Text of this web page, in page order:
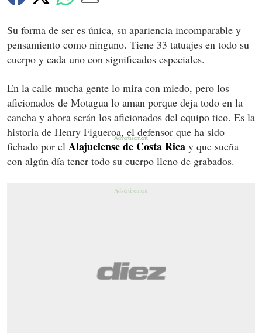
Su forma de ser es única, su apariencia incomparable y
pensamiento como ninguno. Tiene 33 tatuajes en todo su
cuerpo y cada uno con significados especiales.
En la calle mucha gente lo mira con miedo, pero los
aficionados de Motagua lo aman porque deja todo en la
cancha y ahora serán los aficionados del equipo tico. Es la
historia de Henry Figueroa, el defensor que ha sido
fichado por el Alajuelense de Costa Rica y que sueña
con algún día tener todo su cuerpo lleno de grabados.